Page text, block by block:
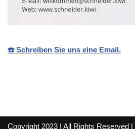
☎️ Schreiben Sie uns eine Email.
Copyright 2023 | All Rights Reserved |